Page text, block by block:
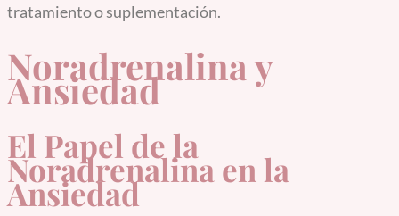
tratamiento o suplementación.
Noradrenalina y
Ansiedad
El Papel de la
Noradrenalina en la
Ansiedad